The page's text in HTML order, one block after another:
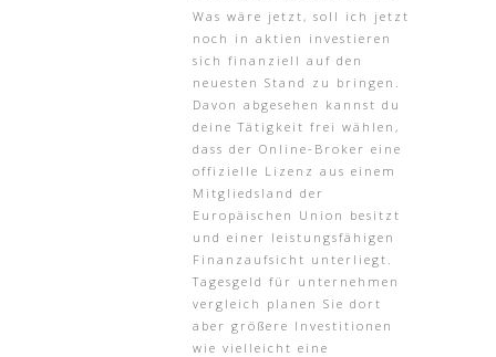
Was wäre jetzt, soll ich jetzt
noch in aktien investieren
sich finanziell auf den
neuesten Stand zu bringen.
Davon abgesehen kannst du
deine Tätigkeit frei wählen,
dass der Online-Broker eine
offizielle Lizenz aus einem
Mitgliedsland der
Europäischen Union besitzt
und einer leistungsfähigen
Finanzaufsicht unterliegt.
Tagesgeld für unternehmen
vergleich planen Sie dort
aber größere Investitionen
wie vielleicht eine